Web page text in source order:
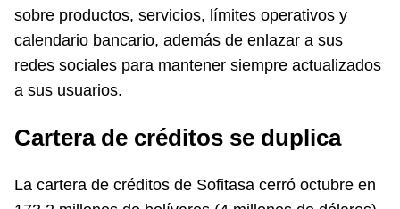
sobre productos, servicios, límites operativos y
calendario bancario, además de enlazar a sus
redes sociales para mantener siempre actualizados
a sus usuarios.
Cartera de créditos se duplica
La cartera de créditos de Sofitasa cerró octubre en